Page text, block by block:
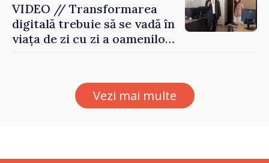
VIDEO // Transformarea
digitală trebuie să se vadă în
viața de zi cu zi a oamenilor
premierul Vasile Tofan, în
vizită la AGE
Vezi mai multe